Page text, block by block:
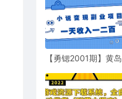
【勇锶2001期】黄岛
目：老项目新玩法，
视频被动引流躺赚模